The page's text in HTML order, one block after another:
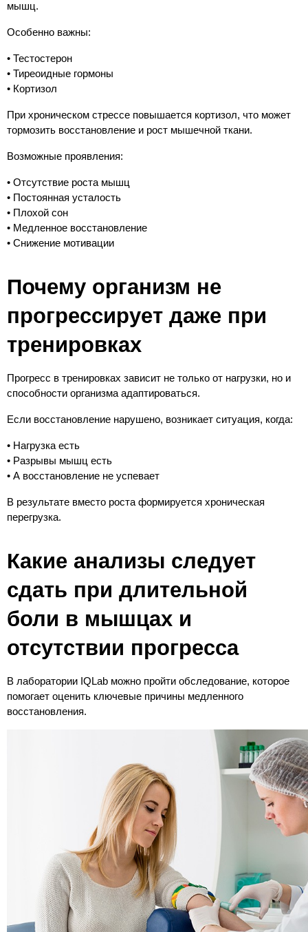
мышц.
Особенно важны:
• Тестостерон
• Тиреоидные гормоны
• Кортизол
При хроническом стрессе повышается кортизол, что может
тормозить восстановление и рост мышечной ткани.
Возможные проявления:
• Отсутствие роста мышц
• Постоянная усталость
• Плохой сон
• Медленное восстановление
• Снижение мотивации
Почему организм не
прогрессирует даже при
тренировках
Прогресс в тренировках зависит не только от нагрузки, но и
способности организма адаптироваться.
Если восстановление нарушено, возникает ситуация, когда:
• Нагрузка есть
• Разрывы мышц есть
• А восстановление не успевает
В результате вместо роста формируется хроническая
перегрузка.
Какие анализы следует
сдать при длительной
боли в мышцах и
отсутствии прогресса
В лаборатории IQLab можно пройти обследование, которое
помогает оценить ключевые причины медленного
восстановления.